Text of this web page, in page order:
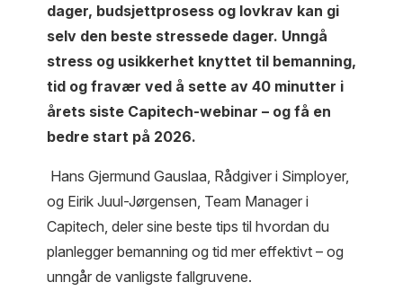
dager, budsjettprosess og lovkrav kan gi
selv den beste stressede dager. Unngå
stress og usikkerhet knyttet til bemanning,
tid og fravær ved å sette av 40 minutter i
årets siste Capitech-webinar – og få en
bedre start på 2026.
Hans Gjermund Gauslaa, Rådgiver i Simployer,
og Eirik Juul-Jørgensen, Team Manager i
Capitech, deler sine beste tips til hvordan du
planlegger bemanning og tid mer effektivt – og
unngår de vanligste fallgruvene.